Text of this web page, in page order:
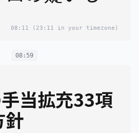
08:11 (23:11 in your timezone)
08:59
当拡充33項
針